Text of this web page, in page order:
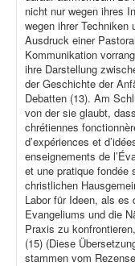
nicht nur wegen ihres
wegen ihrer
Ausdruck einer
Kommunikation
ihre Darstellung
der Geschichte der
Debatten (13). Am
von der sie glaubt,
chrétiennes
d’expériences et
enseignements de
et une pratique fondée
christlichen
Labor für Ideen, als es
Evangeliums und die
Praxis zu
(15) (Diese
stammen vom